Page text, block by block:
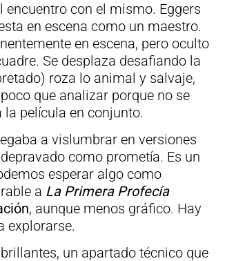
con el mismo. Eggers
en escena como un maestro.
en escena, pero oculto
Se desplaza desafiando la
roza lo animal y salvaje,
que analizar porque no se
película en conjunto.
a vislumbrar en versiones
como prometía. Es un
esperar algo como
a La Primera Profecía
, aunque menos gráfico. Hay
explorarse.
un apartado técnico que